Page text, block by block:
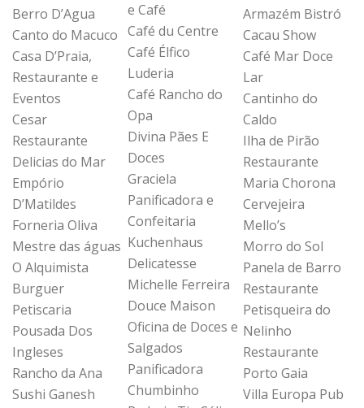
Berro D’Agua
Canto do Macuco
Casa D’Praia,
Restaurante e
Eventos
Cesar
Restaurante
Delicias do Mar
Empório
D’Matildes
Forneria Oliva
Mestre das águas
O Alquimista
Burguer
Petiscaria
Pousada Dos
Ingleses
Rancho da Ana
Sushi Ganesh
e Café
Café du Centre
Café Élfico
Luderia
Café Rancho do
Opa
Divina Pães E
Doces
Graciela
Panificadora e
Confeitaria
Kuchenhaus
Delicatesse
Michelle Ferreira
Douce Maison
Oficina de Doces e
Salgados
Panificadora
Chumbinho
Armazém Bistró
Cacau Show
Café Mar Doce
Lar
Cantinho do
Caldo
Ilha de Pirão
Restaurante
Maria Chorona
Cervejeira
Mello’s
Morro do Sol
Panela de Barro
Restaurante
Petisqueira do
Nelinho
Restaurante
Porto Gaia
Villa Europa Pub